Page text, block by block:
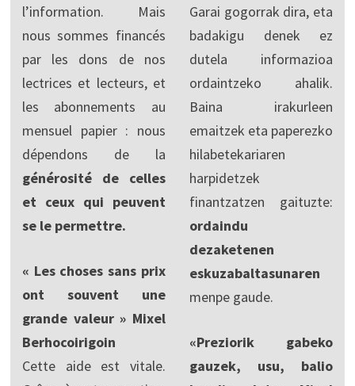
l’information. Mais
nous sommes financés
par les dons de nos
lectrices et lecteurs, et
les abonnements au
mensuel papier : nous
dépendons de la
générosité de celles
et ceux qui peuvent
se le permettre.
« Les choses sans prix
ont souvent une
grande valeur » Mixel
Berhocoirigoin
Cette aide est vitale.
Garai gogorrak dira, eta
badakigu denek ez
dutela informazioa
ordaintzeko ahalik.
Baina irakurleen
emaitzek eta paperezko
hilabetekariaren
harpidetzek
finantzatzen gaituzte:
ordaindu
dezaketenen
eskuzabaltasunaren
menpe gaude.
«Preziorik gabeko
gauzek, usu, balio